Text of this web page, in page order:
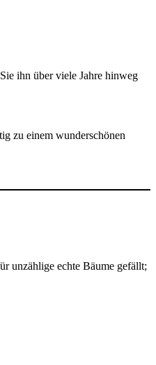
ihn über viele Jahre hinweg
zu einem wunderschönen
unzählige echte Bäume gefällt;